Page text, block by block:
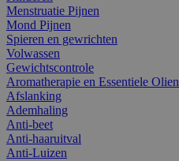
Menstruatie Pijnen
Mond Pijnen
Spieren en gewrichten
Volwassen
Gewichtscontrole
Aromatherapie en Essentiele Olien
Afslanking
Ademhaling
Anti-beet
Anti-haaruitval
Anti-Luizen